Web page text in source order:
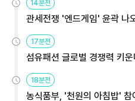
14분전
관세전쟁 '엔드게임' 윤곽 나
용해야
17분전
섬유패션 글로벌 경쟁력 키
원
18분전
농식품부, '천원의 아침밥'